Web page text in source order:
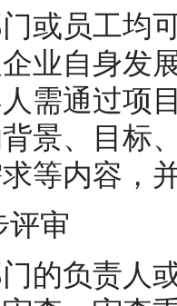
或员工均
业自身发
需通过项
景、目标
等内容，
评审
的负责人